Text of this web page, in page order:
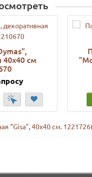
40х40 см
"Gisa",40х40 см.